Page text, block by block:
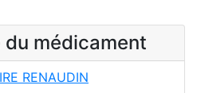
médicament
RENAUDIN